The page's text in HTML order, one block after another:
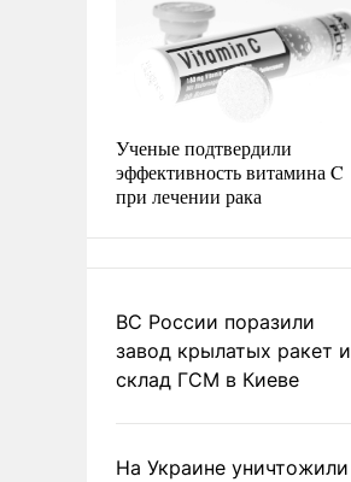
Ученые подтвердили
эффективность витамина C
при лечении рака
ВС России поразили
завод крылатых ракет и
склад ГСМ в Киеве
На Украине уничтожили